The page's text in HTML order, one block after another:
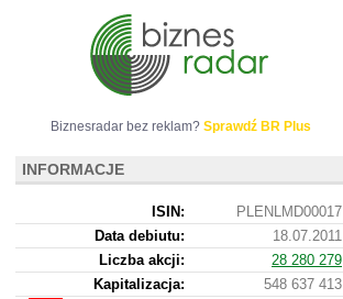
Biznesradar bez reklam? Sprawdź BR Plus
INFORMACJE
ISIN:
PLENLMD00017
Data debiutu:
18.07.2011
Liczba akcji:
28 280 279
Kapitalizacja:
548 637 413